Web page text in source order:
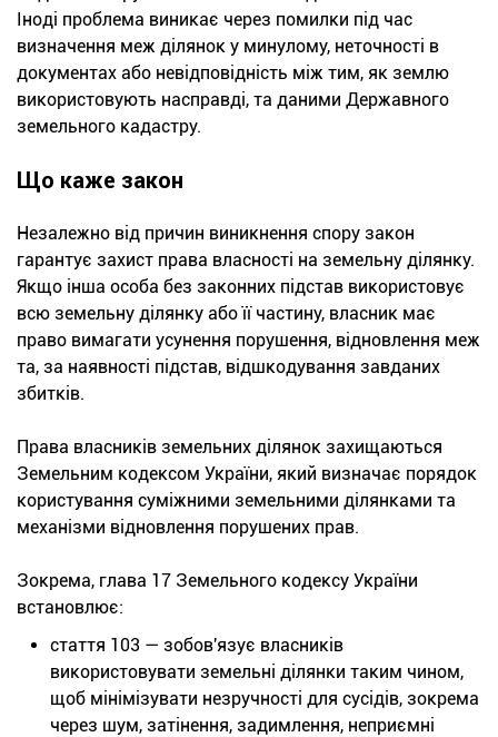
Іноді проблема виникає через помилки під час
визначення меж ділянок у минулому, неточності в
документах або невідповідність між тим, як землю
використовують насправді, та даними Державного
земельного кадастру.
Що каже закон
Незалежно від причин виникнення спору закон
гарантує захист права власності на земельну ділянку.
Якщо інша особа без законних підстав використовує
всю земельну ділянку або її частину, власник має
право вимагати усунення порушення, відновлення меж
та, за наявності підстав, відшкодування завданих
збитків.
Права власників земельних ділянок захищаються
Земельним кодексом України, який визначає порядок
користування суміжними земельними ділянками та
механізми відновлення порушених прав.
Зокрема, глава 17 Земельного кодексу України
встановлює:
стаття 103 — зобов'язує власників
використовувати земельні ділянки таким чином,
щоб мінімізувати незручності для сусідів, зокрема
через шум, затінення, задимлення, неприємні